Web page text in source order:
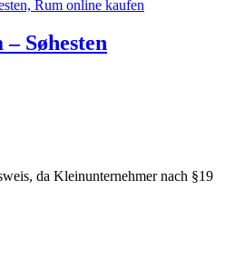
Søhesten
da Kleinunternehmer nach §19